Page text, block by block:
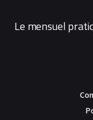
Le mensuel